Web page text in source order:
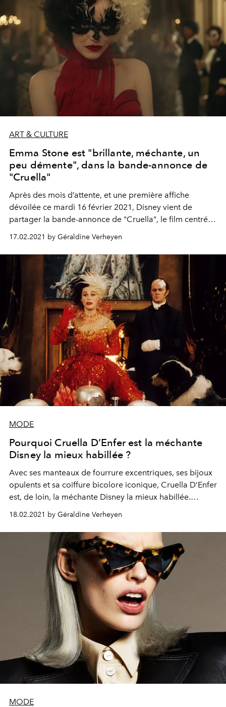
ART & CULTURE
Emma Stone est "brillante, méchante, un
peu démente", dans la bande-annonce de
"Cruella"
Après des mois d’attente, et une première affiche
dévoilée ce mardi 16 février 2021, Disney vient de
partager la bande-annonce de "Cruella", le film centré
sur la célèbre méchante qui voulait la peau des "101
Dalmatiens", incarnée par Emma Stone.
17.02.2021 by Géraldine Verheyen
MODE
Pourquoi Cruella D’Enfer est la méchante
Disney la mieux habillée ?
Avec ses manteaux de fourrure excentriques, ses bijoux
opulents et sa coiffure bicolore iconique, Cruella D’Enfer
est, de loin, la méchante Disney la mieux habillée.
Décryptage.
18.02.2021 by Géraldine Verheyen
MODE